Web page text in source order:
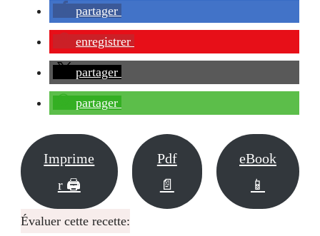
partager
enregistrer
partager
partager
Imprime
r 🖨
Pdf
📄
eBook
📱
Évaluer cette recette: